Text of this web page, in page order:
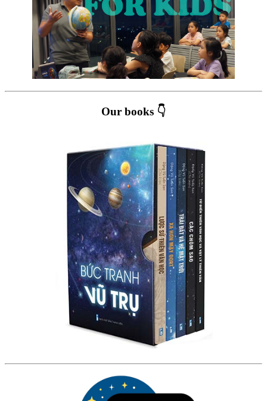
Our books 👇